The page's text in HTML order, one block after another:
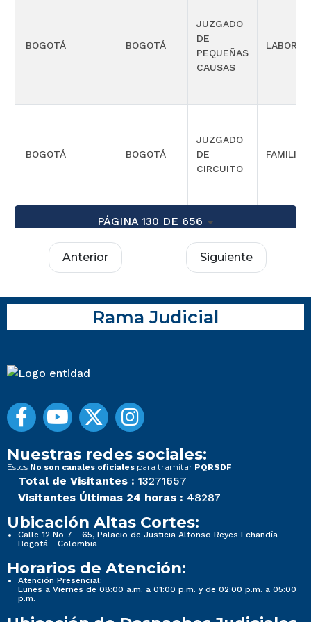
BOGOTÁ BOGOTÁ
JUZGADO
DE
PEQUEÑAS
CAUSAS
LABORAL
BOGOTÁ BOGOTÁ
JUZGADO
DE
CIRCUITO
FAMILIA
PÁGINA 130 DE 656
Anterior Siguiente
Rama Judicial
Nuestras redes sociales:
Estos No son canales oficiales para tramitar PQRSDF
Total de Visitantes : 13271657
Visitantes Últimas 24 horas : 48287
Ubicación Altas Cortes:
Calle 12 No 7 - 65, Palacio de Justicia Alfonso Reyes Echandía
Bogotá - Colombia
Horarios de Atención:
Atención Presencial:
Lunes a Viernes de 08:00 a.m. a 01:00 p.m. y de 02:00 p.m. a 05:00
p.m.